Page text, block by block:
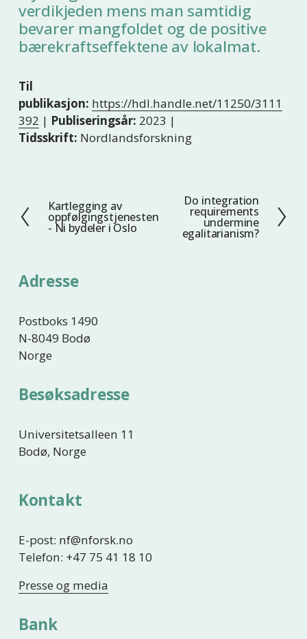
verdikjeden mens man samtidig
bevarer mangfoldet og de positive
bærekraftseffektene av lokalmat.
Til
publikasjon: https://hdl.handle.net/11250/3111
392 | Publiseringsår: 2023 |
Tidsskrift: Nordlandsforskning
F
o
i
Kartlegging av
oppfølgingstjenesten
- Ni bydeler i Oslo
e
Do integration
requirements
undermine
egalitarianism?
Adresse
Postboks 1490
N-8049 Bodø
Norge
Besøksadresse
Universitetsalleen 11
Bodø, Norge
Kontakt
E-post: nf@nforsk.no
Telefon: +47 75 41 18 10
Presse og media
Bank